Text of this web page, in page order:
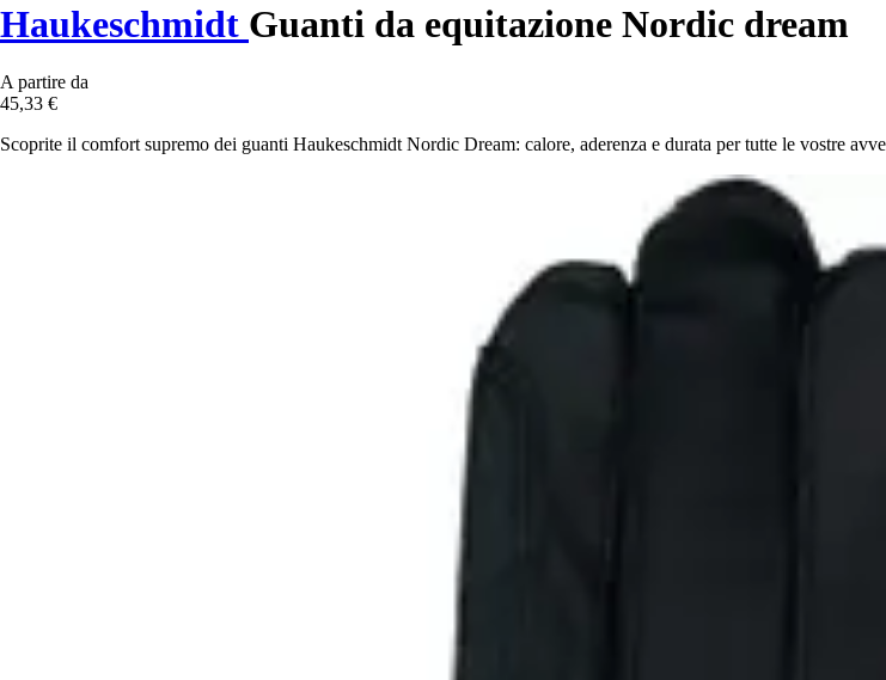
Haukeschmidt Guanti da equitazione Nordic dream
A partire da
45,33 €
Scoprite il comfort supremo dei guanti Haukeschmidt Nordic Dream: calore, aderenza e durata per tutte le vostre